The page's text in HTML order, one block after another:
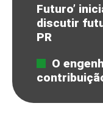
Futuro’
discutir
PR
O